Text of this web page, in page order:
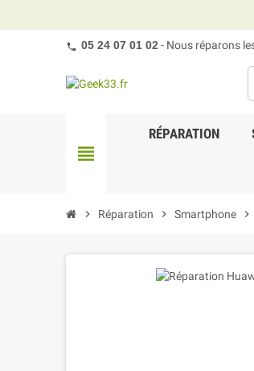
05 24 07 01 02- Nous réparons
view_headline
RÉPARATION
chevron_right Réparation chevron_right Smartphone chevron_right